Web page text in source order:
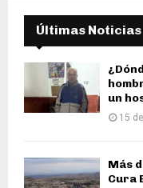
Últimas Noticias
un
15
Más
Cura